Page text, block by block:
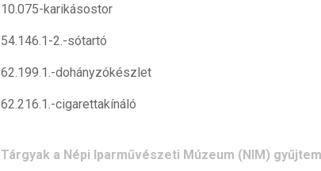
10.075-karikásostor
54.146.1-2.-sótartó
62.199.1.-dohányzókészlet
62.216.1.-cigarettakínáló
Tárgyak a Népi Iparművészeti Múzeum (NIM)